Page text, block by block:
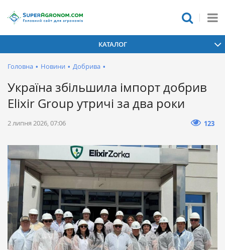
КАТАЛОГ
Головна • Новини • Добрива •
Україна збільшила імпорт добрив
Elixir Group утричі за два роки
2 липня 2026, 07:06 123